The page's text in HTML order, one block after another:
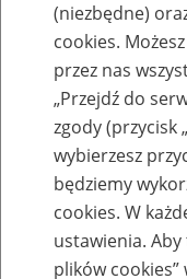
Emerytury
Baza
(niezbędne)
cookies.
przez nas
„Przejdź do
zgody (przycisk
wybierzesz
będziemy
cookies. W
ustawienia.
plików cookies”